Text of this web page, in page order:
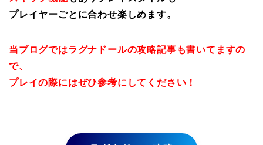
プレイヤーごとに合わせ楽しめます。
当ブログではラグナドールの攻略記事も書いてますの
で、
プレイの際にはぜひ参考にしてください！